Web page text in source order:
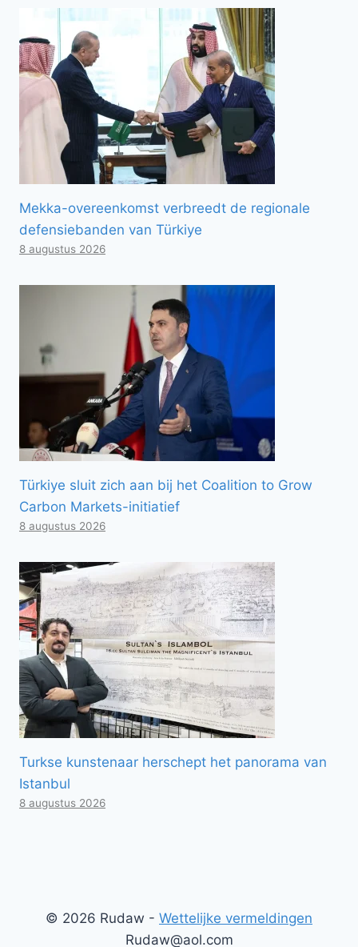
Mekka-overeenkomst verbreedt de regionale
defensiebanden van Türkiye
8 augustus 2026
Türkiye sluit zich aan bij het Coalition to Grow
Carbon Markets-initiatief
8 augustus 2026
Turkse kunstenaar herschept het panorama van
Istanbul
8 augustus 2026
© 2026 Rudaw - Wettelijke vermeldingen
Rudaw@aol.com